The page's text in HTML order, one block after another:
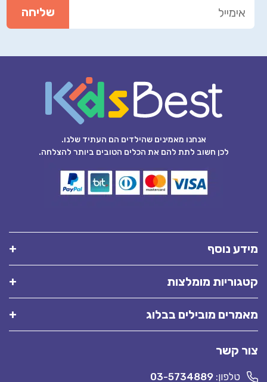
אנחנו מאמינים שהילדים הם העתיד שלנו.
לכן חשוב לתת להם את הכלים הטובים ביותר להצלחה.
מידע נוסף
קטגוריות מומלצות
מאמרים מובילים בבלוג
צור קשר
טלפון: 03-5734889